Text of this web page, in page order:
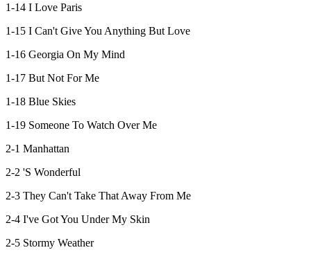
1-14 I Love Paris
1-15 I Can't Give You Anything But Love
1-16 Georgia On My Mind
1-17 But Not For Me
1-18 Blue Skies
1-19 Someone To Watch Over Me
2-1 Manhattan
2-2 'S Wonderful
2-3 They Can't Take That Away From Me
2-4 I've Got You Under My Skin
2-5 Stormy Weather